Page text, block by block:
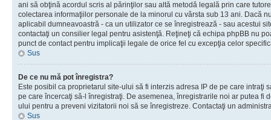
ani să obţină acordul scris al părinţilor sau altă metodă legală prin care
colectarea informaţiilor personale de la minorul cu vârsta sub 13 ani. Dacă
aplicabil dumneavoastră - ca un utilizator ce se înregistrează - sau acestui
contactaţi un consilier legal pentru asistenţă. Reţineţi că echipa phpBB nu
punct de contact pentru implicaţii legale de orice fel cu excepţia celor
Sus
De ce nu mă pot înregistra?
Este posibil ca proprietarul site-ului să fi interzis adresa IP de pe care intraţi
pe care încercaţi să-l înregistraţi. De asemenea, înregistrarile noi ar putea fi
ului pentru a preveni vizitatorii noi să se înregistreze. Contactaţi un
Sus